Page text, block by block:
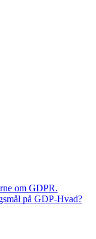
om GDPR.
på GDP-Hvad?